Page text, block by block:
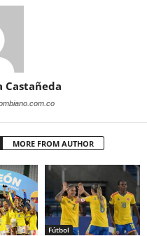
Castañeda
MORE FROM AUTHOR
Fútbol